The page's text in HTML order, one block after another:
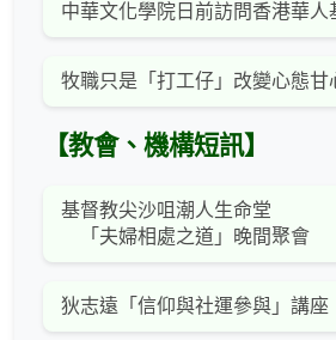
中華文化學院日前訪問香港華人
牧職只是「打工仔」改變心態甘
【教會、機構短訊】
基督教尖沙咀潮人生命堂
「夫婦相處之道」晚間聚會
狄志遠「信仰與社運參與」講座